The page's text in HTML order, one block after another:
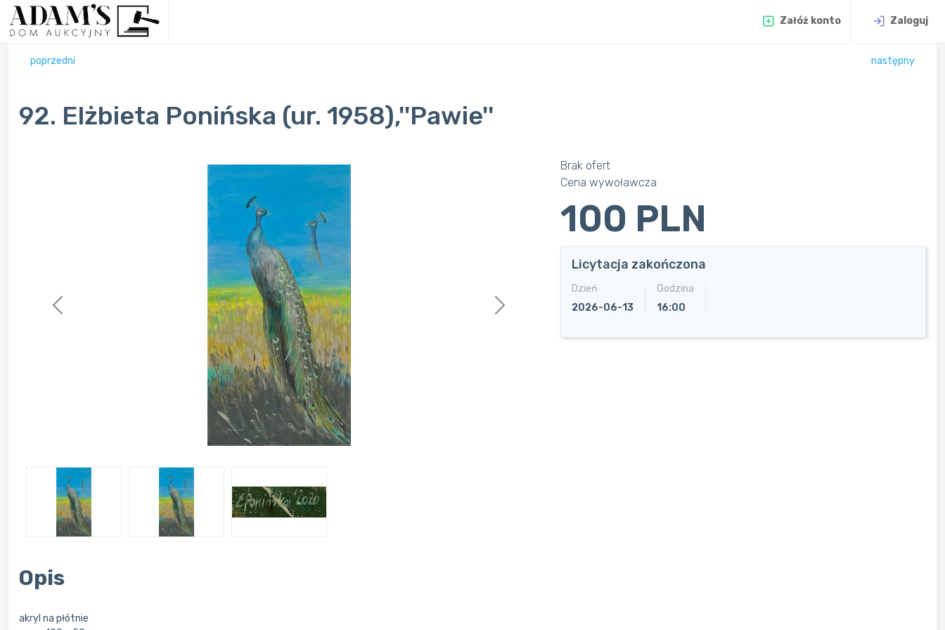
Załóż konto Zaloguj
poprzedni następny
92. Elżbieta Ponińska (ur. 1958),''Pawie''
Previous Next
Brak ofert
Cena wywoławcza
100 PLN
Licytacja zakończona
Dzień
2026-06-13
Godzina
16:00
Opis
akryl na płótnie